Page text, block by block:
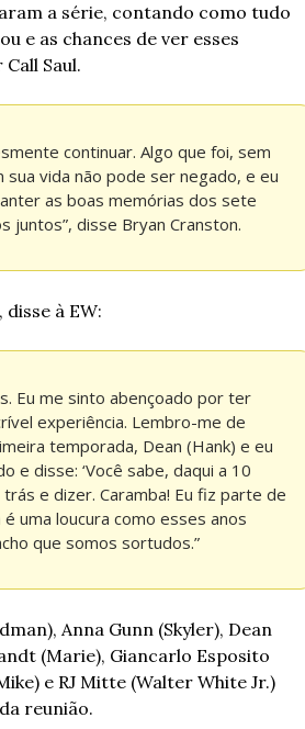
a série, contando como tudo
e as chances de ver esses
Saul.
continuar. Algo que foi, sem
sua vida não pode ser negado, e eu
as boas memórias dos sete
juntos”, disse Bryan Cranston.
à EW:
Eu me sinto abençoado por ter
experiência. Lembro-me de
temporada, Dean (Hank) e eu
e disse: ‘Você sabe, daqui a 10
e dizer. Caramba! Eu fiz parte de
é uma loucura como esses anos
que somos sortudos.”
Anna Gunn (Skyler), Dean
(Marie), Giancarlo Esposito
e RJ Mitte (Walter White Jr.)
reunião.